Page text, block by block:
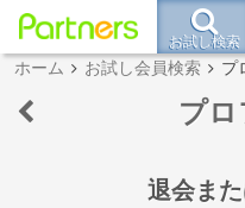
お試し検索
ホーム お試し会員検索 プ
プ
退会ま